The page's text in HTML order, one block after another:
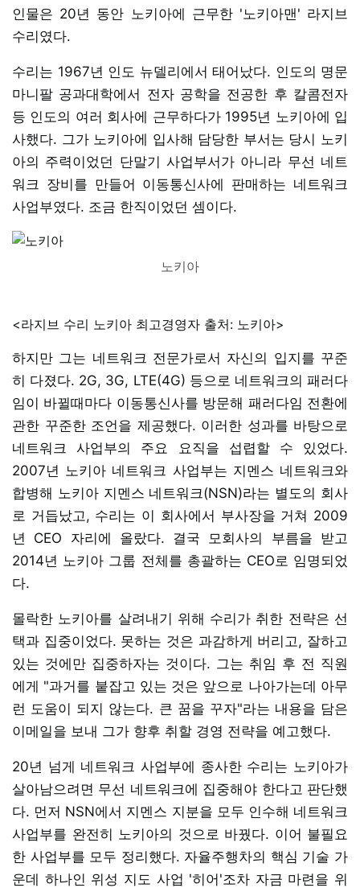
인물은 20년 동안 노키아에 근무한 '노키아맨' 라지브
수리였다.
수리는 1967년 인도 뉴델리에서 태어났다. 인도의 명문
마니팔 공과대학에서 전자 공학을 전공한 후 칼콤전자
등 인도의 여러 회사에 근무하다가 1995년 노키아에 입
사했다. 그가 노키아에 입사해 담당한 부서는 당시 노키
아의 주력이었던 단말기 사업부서가 아니라 무선 네트
워크 장비를 만들어 이동통신사에 판매하는 네트워크
사업부였다. 조금 한직이었던 셈이다.
노키아
<라지브 수리 노키아 최고경영자 출처: 노키아>
하지만 그는 네트워크 전문가로서 자신의 입지를 꾸준
히 다졌다. 2G, 3G, LTE(4G) 등으로 네트워크의 패러다
임이 바뀔때마다 이동통신사를 방문해 패러다임 전환에
관한 꾸준한 조언을 제공했다. 이러한 성과를 바탕으로
네트워크 사업부의 주요 요직을 섭렵할 수 있었다.
2007년 노키아 네트워크 사업부는 지멘스 네트워크와
합병해 노키아 지멘스 네트워크(NSN)라는 별도의 회사
로 거듭났고, 수리는 이 회사에서 부사장을 거쳐 2009
년 CEO 자리에 올랐다. 결국 모회사의 부름을 받고
2014년 노키아 그룹 전체를 총괄하는 CEO로 임명되었
다.
몰락한 노키아를 살려내기 위해 수리가 취한 전략은 선
택과 집중이었다. 못하는 것은 과감하게 버리고, 잘하고
있는 것에만 집중하자는 것이다. 그는 취임 후 전 직원
에게 "과거를 붙잡고 있는 것은 앞으로 나아가는데 아무
런 도움이 되지 않는다. 큰 꿈을 꾸자"라는 내용을 담은
이메일을 보내 그가 향후 취할 경영 전략을 예고했다.
20년 넘게 네트워크 사업부에 종사한 수리는 노키아가
살아남으려면 무선 네트워크에 집중해야 한다고 판단했
다. 먼저 NSN에서 지멘스 지분을 모두 인수해 네트워크
사업부를 완전히 노키아의 것으로 바꿨다. 이어 불필요
한 사업부를 모두 정리했다. 자율주행차의 핵심 기술 가
운데 하나인 위성 지도 사업 '히어'조차 자금 마련을 위